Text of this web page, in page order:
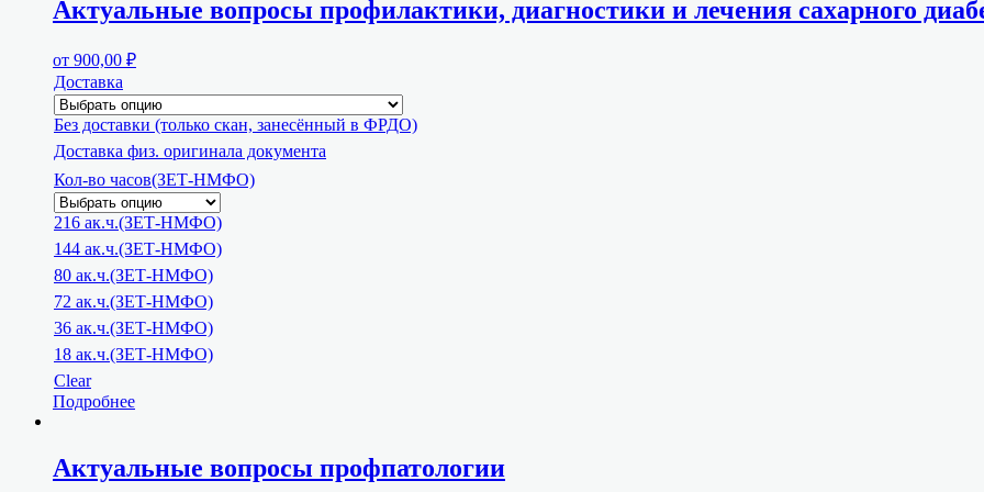
Актуальные вопросы профилактики, диагностики и лечения сахарного
от 900,00 ₽
Доставка
Без доставки (только скан, занесённый в ФРДО)
Доставка физ. оригинала документа
Кол-во часов(ЗЕТ-НМФО)
216 ак.ч.(ЗЕТ-НМФО)
144 ак.ч.(ЗЕТ-НМФО)
80 ак.ч.(ЗЕТ-НМФО)
72 ак.ч.(ЗЕТ-НМФО)
36 ак.ч.(ЗЕТ-НМФО)
18 ак.ч.(ЗЕТ-НМФО)
Clear
Подробнее
Актуальные вопросы профпатологии